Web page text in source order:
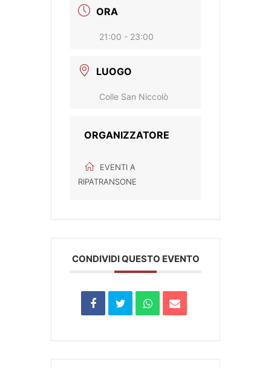
ORA
21:00 - 23:00
LUOGO
Colle San Niccolò
ORGANIZZATORE
EVENTI A
RIPATRANSONE
CONDIVIDI QUESTO EVENTO